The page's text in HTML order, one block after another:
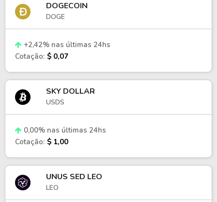
DOGECOIN
DOGE
+2,42% nas últimas 24hs
Cotação: $ 0,07
SKY DOLLAR
USDS
0,00% nas últimas 24hs
Cotação: $ 1,00
UNUS SED LEO
LEO